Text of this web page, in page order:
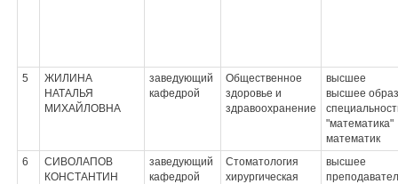
5
ЖИЛИНА
НАТАЛЬЯ
МИХАЙЛОВНА
заведующий
кафедрой
Общественное
здоровье и
здравоохранение
высшее
высшее
"математика"
математик
6
СИВОЛАПОВ
КОНСТАНТИН
заведующий
кафедрой
Стоматология
хирургическая
высшее